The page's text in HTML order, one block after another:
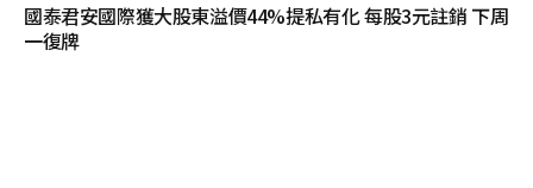
國泰君安國際獲大股東溢價44%提私有化 每股3元註銷 下周
一復牌